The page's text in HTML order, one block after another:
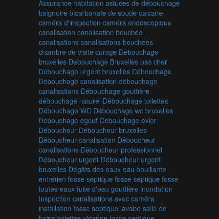
Assurance habitation astuces de débouchage
baignoire bicarbonate de soude calcaire
caméra d'inspection caméra endoscopique
canalisation canalisation bouchée
canalisations canalisations bouchées
chambre de visite curage Debouchage
bruxelles Debouchage Bruxelles pas cher
Debouchage urgent bruxelles Débouchage
Débouchage canalisation débouchage
canalisations Débouchage gouttière
débouchage naturel Débouchage toilettes
Débouchage WC Débouchage wc bruxelles
Débouchage égout Débouchage évier
Déboucheur Déboucheur bruxelles
Déboucheur canalisation Déboucheur
canalisations Déboucheur professionnel
Déboucheur urgent Déboucheur urgent
bruxelles Dégâts des eaux eau bouillante
entretien fosse septique fosse septique fosse
toutes eaux fuite d'eau gouttière inondation
Inspection canalisations avec caméra
installation fosse septique lavabo salle de